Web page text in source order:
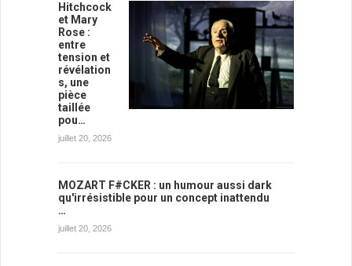
Hitchcock
et Mary
Rose :
entre
tension et
révélation
s, une
pièce
taillée
pou…
juillet 20, 2026
MOZART F#CKER : un humour aussi dark
qu'irrésistible pour un concept inattendu
…
juillet 20, 2026